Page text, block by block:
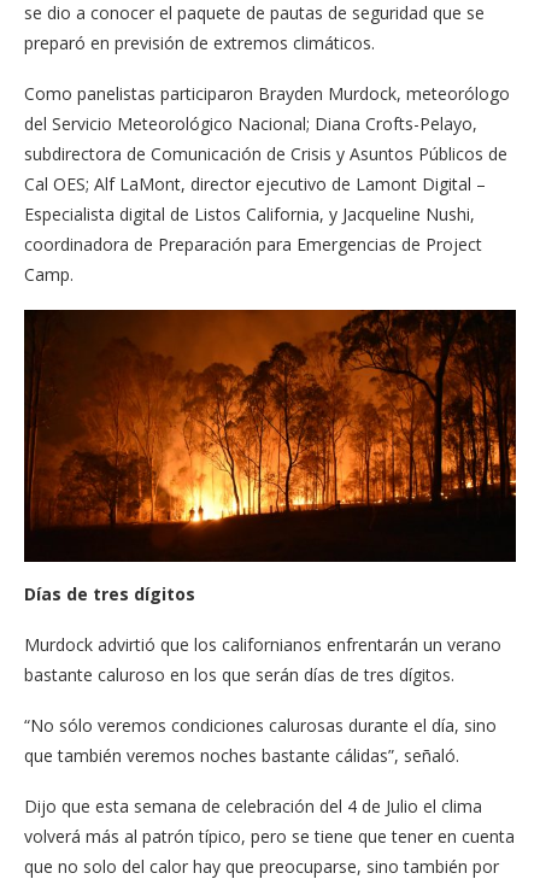
se dio a conocer el paquete de pautas de seguridad que se
preparó en previsión de extremos climáticos.
Como panelistas participaron Brayden Murdock, meteorólogo
del Servicio Meteorológico Nacional; Diana Crofts-Pelayo,
subdirectora de Comunicación de Crisis y Asuntos Públicos de
Cal OES; Alf LaMont, director ejecutivo de Lamont Digital –
Especialista digital de Listos California, y Jacqueline Nushi,
coordinadora de Preparación para Emergencias de Project
Camp.
Días de tres dígitos
Murdock advirtió que los californianos enfrentarán un verano
bastante caluroso en los que serán días de tres dígitos.
“No sólo veremos condiciones calurosas durante el día, sino
que también veremos noches bastante cálidas”, señaló.
Dijo que esta semana de celebración del 4 de Julio el clima
volverá más al patrón típico, pero se tiene que tener en cuenta
que no solo del calor hay que preocuparse, sino también por